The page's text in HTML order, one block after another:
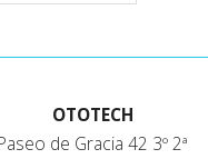
OTOTECH
de Gracia 42 3º 2ª